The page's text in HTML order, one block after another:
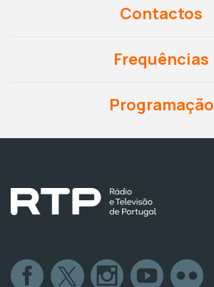
Contactos
Frequências
Programação